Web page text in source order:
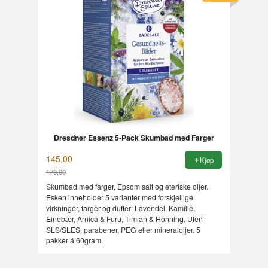
Dresdner Essenz 5-Pack Skumbad med Farger
145,00
179,00
Rabatt
Kjøp
Skumbad med farger, Epsom salt og eteriske oljer.
Esken inneholder 5 varianter med forskjellige
virkninger, farger og dufter: Lavendel, Kamille,
Einebær, Arnica & Furu, Timian & Honning. Uten
SLS/SLES, parabener, PEG eller mineraloljer. 5
pakker á 60gram.